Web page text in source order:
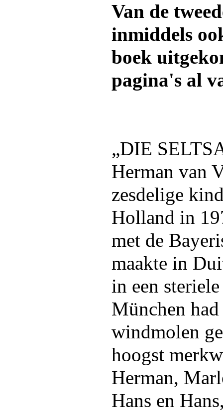
Van de
inmiddels
boek
pagina's al
„DIE
Herman van
zesdelige
Holland in
met de
maakte in
in een
München
windmolen
hoogst
Herman,
Hans en